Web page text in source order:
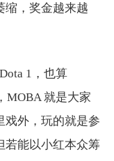
缩，奖金越来越
1，也算
MOBA 就是大家
戏外，玩的就是参
若能以小红本众筹